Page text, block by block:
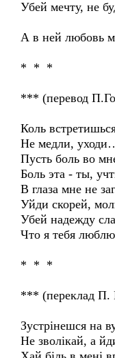
Убей мечту, не
А в ней любовь
* * *
*** (перевод
Коль
Не медли,
Пусть боль во
Боль эта - ты,
В глаза мне не
Уйди скорей,
Убей надежду
Что я тебя
* * *
*** (переклад П.
Зустрінешся на
Не зволікай, а